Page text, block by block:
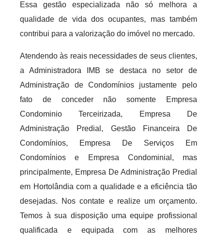
Essa gestão especializada não só melhora a
qualidade de vida dos ocupantes, mas também
contribui para a valorização do imóvel no mercado.
Atendendo às reais necessidades de seus clientes,
a Administradora IMB se destaca no setor de
Administração de Condomínios justamente pelo
fato de conceder não somente Empresa
Condominio Terceirizada, Empresa De
Administração Predial, Gestão Financeira De
Condomínios, Empresa De Serviços Em
Condomínios e Empresa Condominial, mas
principalmente, Empresa De Administração Predial
em Hortolândia com a qualidade e a eficiência tão
desejadas. Nos contate e realize um orçamento.
Temos à sua disposição uma equipe profissional
qualificada e equipada com as melhores